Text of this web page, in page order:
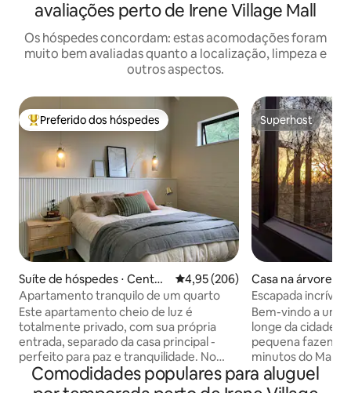
avaliações perto de Irene Village Mall
Os hóspedes concordam: estas acomodações foram
muito bem avaliadas quanto a localização, limpeza e
outros aspectos.
Entre os melhores preferidos dos hóspedes
Preferido dos hóspedes
Suíte de hóspedes ⋅ Centuri
on
4,95 de uma avaliação média de
4,95 (206)
Apartamento tranquilo de um quarto
Este apartamento cheio de luz é
totalmente privado, com sua própria
entrada, separado da casa principal -
perfeito para paz e tranquilidade. No
interior, você encontrará um quarto
aconchegante com banheiro privativo,
Superhost
Superhost
Casa na árvore ⋅
Escapada incrível
imersa na
Bem-vindo a um
longe da cidade
pequena
minutos do Mall
para se encantar
nossa tranquila
Comodidades populares para aluguel